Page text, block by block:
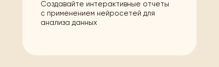
Создавайте интерактивные отчеты
с применением нейросетей для
анализа данных